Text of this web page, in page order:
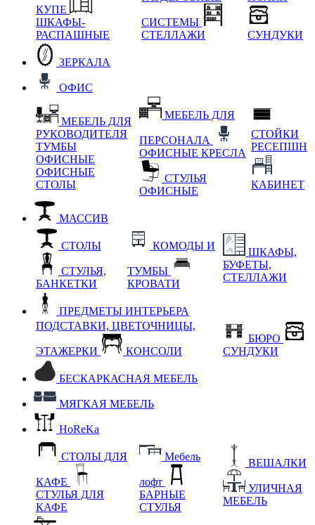
КУПЕ
ШКАФЫ-
РАСПАШНЫЕ
СИСТЕМЫ
СТЕЛЛАЖИ
СУНДУКИ
ЗЕРКАЛА
ОФИС
МЕБЕЛЬ ДЛЯ
РУКОВОДИТЕЛЯ
ТУМБЫ
ОФИСНЫЕ
ОФИСНЫЕ
СТОЛЫ
МЕБЕЛЬ ДЛЯ
ПЕРСОНАЛА
ОФИСНЫЕ КРЕСЛА
СТУЛЬЯ
ОФИСНЫЕ
СТОЙКИ
РЕСЕПШН
КАБИНЕТ
МАССИВ
СТОЛЫ
СТУЛЬЯ,
БАНКЕТКИ
КОМОДЫ И
ТУМБЫ
КРОВАТИ
ШКАФЫ,
БУФЕТЫ,
СТЕЛЛАЖИ
ПРЕДМЕТЫ ИНТЕРЬЕРА
ПОДСТАВКИ, ЦВЕТОЧНИЦЫ,
ЭТАЖЕРКИ КОНСОЛИ
БЮРО
СУНДУКИ
БЕСКАРКАСНАЯ МЕБЕЛЬ
МЯГКАЯ МЕБЕЛЬ
HoReKa
СТОЛЫ ДЛЯ
КАФЕ
СТУЛЬЯ ДЛЯ
КАФЕ
Мебель
лофт
БАРНЫЕ
СТУЛЬЯ
ВЕШАЛКИ
УЛИЧНАЯ
МЕБЕЛЬ